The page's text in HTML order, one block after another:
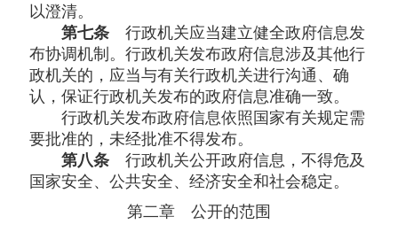
以澄清。
第七条行政机关应当建立健全政府信息发
布协调机制。行政机关发布政府信息涉及其他行
政机关的，应当与有关行政机关进行沟通、确
认，保证行政机关发布的政府信息准确一致。
行政机关发布政府信息依照国家有关规定需
要批准的，未经批准不得发布。
第八条行政机关公开政府信息，不得危及
国家安全、公共安全、经济安全和社会稳定。
第二章 公开的范围